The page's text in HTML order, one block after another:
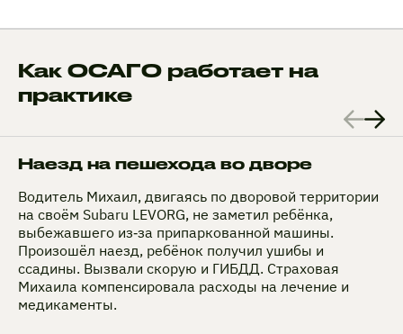
Как ОСАГО работает на
практике
Наезд на пешехода во дворе
Водитель Михаил, двигаясь по дворовой территории
на своём Subaru LEVORG, не заметил ребёнка,
выбежавшего из‑за припаркованной машины.
Произошёл наезд, ребёнок получил ушибы и
ссадины. Вызвали скорую и ГИБДД. Страховая
Михаила компенсировала расходы на лечение и
медикаменты.